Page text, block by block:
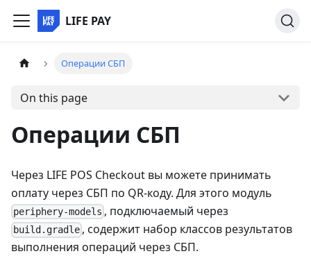
LIFE PAY
Операции СБП
On this page
Операции СБП
Через LIFE POS Checkout вы можете принимать
оплату через СБП по QR-коду. Для этого модуль
periphery-models , подключаемый через
build.gradle , содержит набор классов результатов
выполнения операций через СБП.